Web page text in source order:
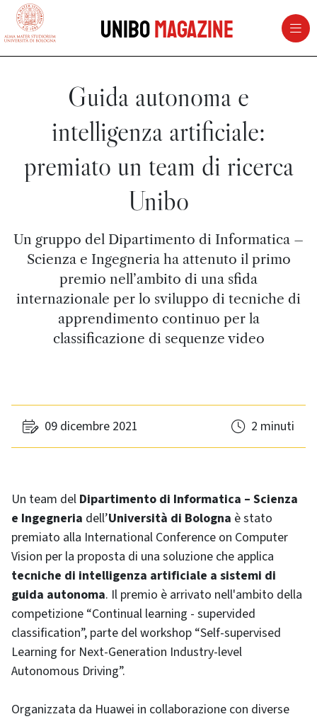
vai al contenuto della pagina
UniboMagazine
Guida autonoma e
intelligenza artificiale:
premiato un team di ricerca
Unibo
Un gruppo del Dipartimento di Informatica –
Scienza e Ingegneria ha attenuto il primo
premio nell’ambito di una sfida
internazionale per lo sviluppo di tecniche di
apprendimento continuo per la
classificazione di sequenze video
09 dicembre 2021 2 minuti
Un team del Dipartimento di Informatica – Scienza
e Ingegneria dell’Università di Bologna è stato
premiato alla International Conference on Computer
Vision per la proposta di una soluzione che applica
tecniche di intelligenza artificiale a sistemi di
guida autonoma. Il premio è arrivato nell'ambito della
competizione “Continual learning - supervided
classification”, parte del workshop “Self-supervised
Learning for Next-Generation Industry-level
Autonomous Driving”.
Organizzata da Huawei in collaborazione con diverse